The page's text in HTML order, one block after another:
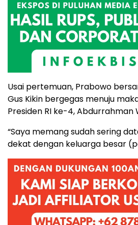
Usai pertemuan, Prabowo
Gus Kikin bergegas menuju
Presiden RI ke-4, Abdurrahman
“Saya memang sudah sering
dekat dengan keluarga besar